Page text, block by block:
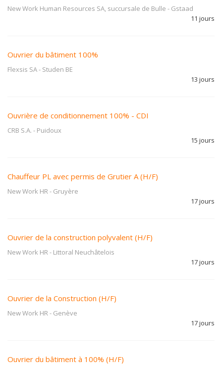
New Work Human Resources SA, succursale de Bulle - Gstaad
11 jours
Ouvrier du bâtiment 100%
Flexsis SA- Studen BE
13 jours
Ouvrière de conditionnement 100% - CDI
CRB S.A. - Puidoux
15 jours
Chauffeur PL avec permis de Grutier A (H/F)
New Work HR- Gruyère
17 jours
Ouvrier de la construction polyvalent (H/F)
New Work HR- Littoral Neuchâtelois
17 jours
Ouvrier de la Construction (H/F)
New Work HR- Genève
17 jours
Ouvrier du bâtiment à 100% (H/F)